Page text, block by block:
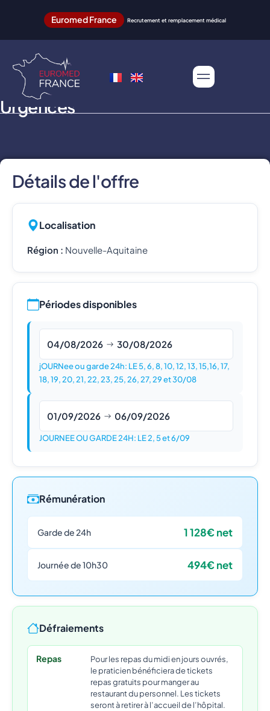
Euromed France Recrutement et remplacement médical
Urgences
Détails de l'offre
Localisation
Région : Nouvelle-Aquitaine
Périodes disponibles
04/08/2026 30/08/2026
jOURNee ou garde 24h: LE 5, 6, 8, 10, 12, 13, 15,16, 17,
18, 19, 20, 21, 22, 23, 25, 26, 27, 29 et 30/08
01/09/2026 06/09/2026
JOURNEE OU GARDE 24H: LE 2, 5 et 6/09
Rémunération
Garde de 24h 1 128€ net
Journée de 10h30 494€ net
Défraiements
Repas
Pour les repas du midi en jours ouvrés,
le praticien bénéficiera de tickets
repas gratuits pour manger au
restaurant du personnel. Les tickets
seront à retirer à l’accueil de l’hôpital.